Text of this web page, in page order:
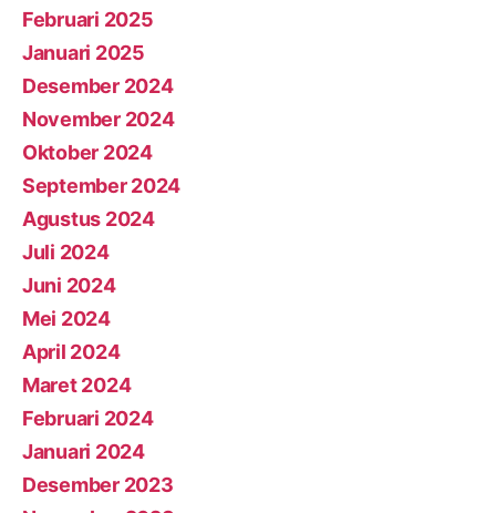
Februari 2025
Januari 2025
Desember 2024
November 2024
Oktober 2024
September 2024
Agustus 2024
Juli 2024
Juni 2024
Mei 2024
April 2024
Maret 2024
Februari 2024
Januari 2024
Desember 2023